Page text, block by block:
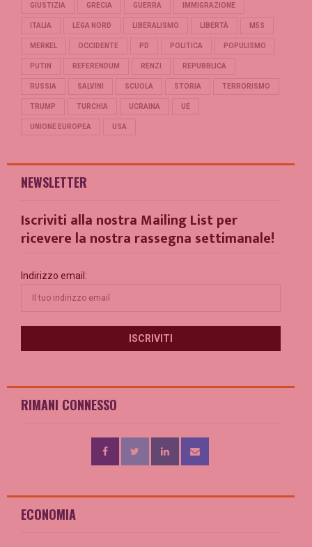
GIUSTIZIA GRECIA GUERRA IMMIGRAZIONE
ITALIA LEGA NORD LIBERALISMO LIBERTÀ M5S
MERKEL OCCIDENTE PD POLITICA POPULISMO
PUTIN REFERENDUM RENZI REPUBBLICA
RUSSIA SALVINI SCUOLA STORIA TERRORISMO
TRUMP TURCHIA UCRAINA UE
UNIONE EUROPEA USA
NEWSLETTER
Iscriviti alla nostra Mailing List per
ricevere la nostra rassegna settimanale!
Indirizzo email:
RIMANI CONNESSO
ECONOMIA